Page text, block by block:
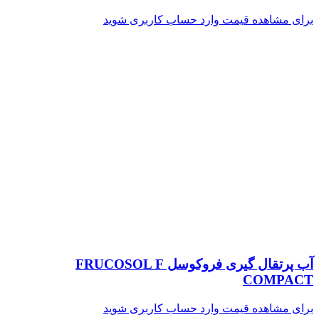
برای مشاهده قیمت وارد حساب کاربری شوید
آب پرتقال گیری فروکوسل FRUCOSOL F
COMPACT
برای مشاهده قیمت وارد حساب کاربری شوید